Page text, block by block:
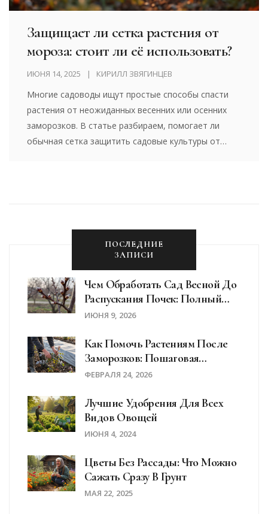
Защищает ли сетка растения от
мороза: стоит ли её использовать?
ИЮНЯ 14, 2025 КИРИЛЛ ЗВЯГИНЦЕВ
Многие садоводы ищут простые способы спасти
растения от неожиданных весенних или осенних
заморозков. В статье разбираем, помогает ли
обычная сетка защитить садовые культуры от
ПОСЛЕДНИЕ
ЗАПИСИ
Чем Обработать Сад Весной До
Распускания Почек: Полный
Список Препаратов И Схемы
ИЮНЯ 9, 2026
Как Помочь Растениям После
Заморозков: Пошаговая
Инструкция Для Сада И
ФЕВРАЛЯ 24, 2026
Лучшие Удобрения Для Всех
Видов Овощей
ИЮНЯ 4, 2024
Цветы Без Рассады: Что Можно
Сажать Сразу В Грунт
МАЯ 22, 2025